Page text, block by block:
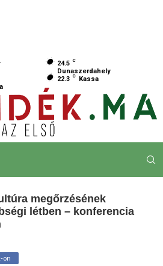
24.5 C
Dunaszerdahely
22.3 C Kassa
megőrzésének
létben – konferencia
on